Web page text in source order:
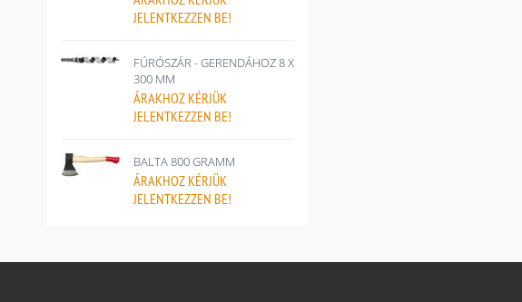
JELENTKEZZEN BE!
FÚRÓSZÁR - GERENDÁHOZ 8 X
300 MM
ÁRAKHOZ KÉRJÜK
JELENTKEZZEN BE!
BALTA 800 GRAMM
ÁRAKHOZ KÉRJÜK
JELENTKEZZEN BE!